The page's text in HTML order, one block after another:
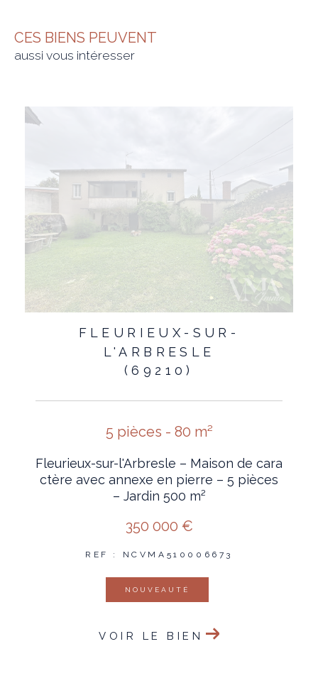
CES BIENS PEUVENT
aussi vous intéresser
FLEURIEUX-SUR-
L'ARBRESLE
(69210)
5 pièces - 80 m²
Fleurieux-sur-l'Arbresle – Maison de cara
ctère avec annexe en pierre – 5 pièces
– Jardin 500 m²
350 000 €
REF : NCVMA510006673
NOUVEAUTÉ
VOIR LE BIEN